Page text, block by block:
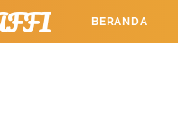
BERANDA